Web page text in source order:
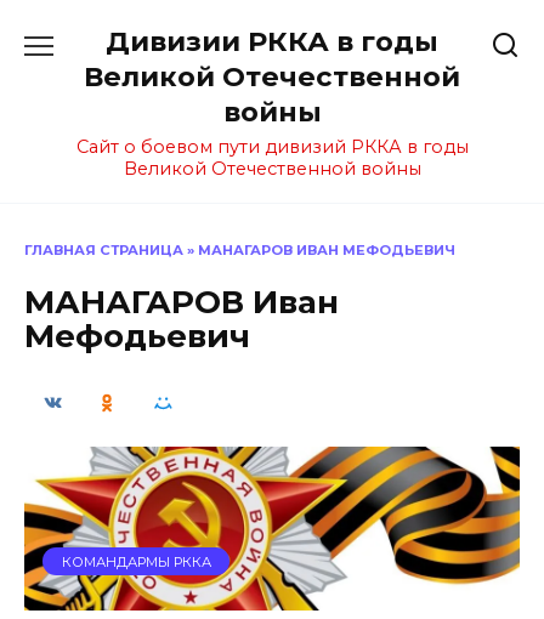
содержанию
Дивизии РККА в годы
Великой Отечественной
войны
Сайт о боевом пути дивизий РККА в годы
Великой Отечественной войны
ГЛАВНАЯ СТРАНИЦА » МАНАГАРОВ ИВАН МЕФОДЬЕВИЧ
МАНАГАРОВ Иван
Мефодьевич
КОМАНДАРМЫ РККА